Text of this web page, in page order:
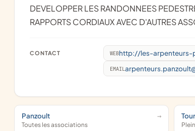
DEVELOPPER LES RANDONNEES PEDESTRES, DEVELOPPER LES LOISIRS DE LA NATURE, D'ENTRETENIR DES
RAPPORTS CORDIAUX AVEC D'AUTRES
CONTACT WEBhttp://les-arpenteurs-
EMAIL
Panzoult
Toutes les associations